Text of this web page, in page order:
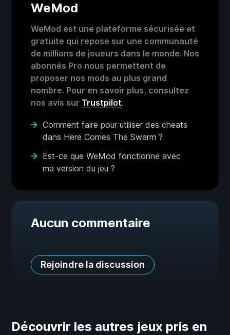
WeMod
WeMod est une plateforme sécurisée et
gratuite qui repose sur une communauté
de millions de joueurs dans le monde. Nos
abonnés Pro nous permettent de
proposer nos mods au plus grand
nombre. Pour en savoir plus, consultez
nos avis sur Trustpilot.
Comment faire pour utiliser des cheats
dans Here Comes The Swarm ?
Est-ce que WeMod fonctionne avec
ma version du jeu ?
Aucun commentaire
Rejoindre la discussion
Découvrir les autres jeux pris en